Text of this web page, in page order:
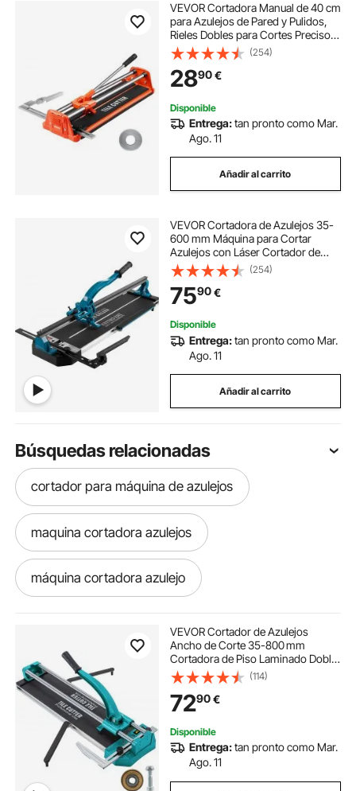
VEVOR Cortadora Manual de 40 cm
para Azulejos de Pared y Pulidos,
Rieles Dobles para Cortes Precisos,
Rueda de Carburo de Tungsteno,
Mango Antideslizante, Barra de
Presión Antidesplazamiento
(254)
2890€
Disponible
Entrega:tan pronto como Mar.
Ago. 11
Añadir al carrito
VEVOR Cortadora de Azulejos 35-
600 mm Máquina para Cortar
Azulejos con Láser Cortador de
Azulejos Manual Cortadora de
Cerámica con Soporte
(254)
7590€
Disponible
Entrega:tan pronto como Mar.
Ago. 11
Añadir al carrito
Búsquedas relacionadas
cortador para máquina de azulejos
maquina cortadora azulejos
máquina cortadora azulejo
máquina para cortadora de azulejos
maquina cortadora de azulejos
cortador azulejos en t
VEVOR Cortador de Azulejos
Ancho de Corte 35-800 mm
Cortadora de Piso Laminado Doble
Rieles Posicionamiento Láser
Cortador Manual de Azulejos Corte
Preciso y Suave para Piedra,
Baldosas Ordinarias
(114)
7290€
Disponible
Entrega:tan pronto como Mar.
Ago. 11